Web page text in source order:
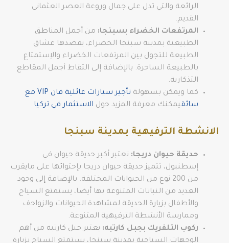
الرائعة والتي تدل على جمال وروعة العصر العثماني
القديم.
المرتفعات الخضراء بسبنجا: من أجمل المناطق
الطبيعية بمدينة سبنجا الخضراء، يقصدها عشاق
الطبيعة للتجول بين المرتفعات الخضراء والإستمتاع
بالطبيعة الساحرة. بالإضافة إلى التقاط أجمل المقاطع
التذكارية.
كما ويمكن بسهولة
تأجير سيارات عائلية فان VIP مع
سائقيمكنك معرفة المزيد حول الاستثمار في تركيا
الانشطة الترفيهية بمدينة سبنجا
حديقة حيوان دريجا: تعتبر أكبر حديقة حيوان في
إسطنبول، تتميز حديقة حيوان دريجا بإحتوائها على مايقرب
من 200 نوع من الحيوانات المختلفة. بالإضافة إلى وجود
العديد من النباتات المتنوعة بها أيضا، يستمتع السياح
والأطفال بزيارة الحديقة لمشاهدة الحيوانات والزواحف
وممارسة الأنشطة الترفيهية المتنوعة.
ركوب التلفريك بجبل كارتبه: يعتبر جبل كارتبه من أهم
الوجهات السياحية بمدينة سبنجا، يستمتع السياح بزيارة